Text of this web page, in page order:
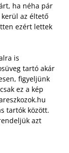
ha néha pár
az éltető
ezért lettek
is
tartó akár
figyeljünk
ez a kép
tartók között.
azt